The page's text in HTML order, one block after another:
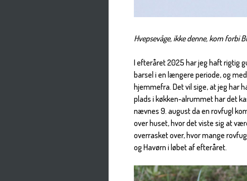
Hvepsevåge, ikke denne, kom forbi
I efteråret 2025 har jeg haft rigtig
barsel i en længere periode, og
hjemmefra. Det vil sige, at jeg har
plads i køkken-alrummet har det
nævnes 9. august da en rovfugl
over huset, hvor det viste sig at
overrasket over, hvor mange
og Havørn i løbet af efteråret.